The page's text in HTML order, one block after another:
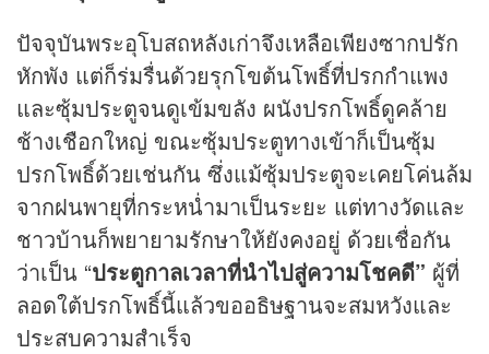
ปัจจุบันพระอุโบสถหลังเก่าจึงเหลือเพียงซากปรัก
หักพัง แต่ก็ร่มรื่นด้วยรุกโขต้นโพธิ์ที่ปรกกำแพง
และซุ้มประตูจนดูเข้มขลัง ผนังปรกโพธิ์ดูคล้าย
ช้างเชือกใหญ่ ขณะซุ้มประตูทางเข้าก็เป็นซุ้ม
ปรกโพธิ์ด้วยเช่นกัน ซึ่งแม้ซุ้มประตูจะเคยโค่นล้ม
จากฝนพายุที่กระหน่ำมาเป็นระยะ แต่ทางวัดและ
ชาวบ้านก็พยายามรักษาให้ยังคงอยู่ ด้วยเชื่อกัน
ว่าเป็น “ประตูกาลเวลาที่นำไปสู่ความโชคดี” ผู้ที่
ลอดใต้ปรกโพธิ์นี้แล้วขออธิษฐานจะสมหวังและ
ประสบความสำเร็จ